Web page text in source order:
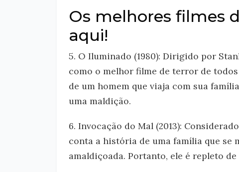
Os melhores filmes
aqui!
5. O Iluminado (1980): Dirigido por
como o melhor filme de terror de
de um homem que viaja com sua
uma maldição.
6. Invocação do Mal (2013):
conta a história de uma família que se
amaldiçoada. Portanto, ele é repleto de